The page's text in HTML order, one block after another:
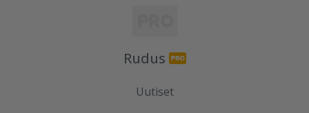
Rudus
Uutiset